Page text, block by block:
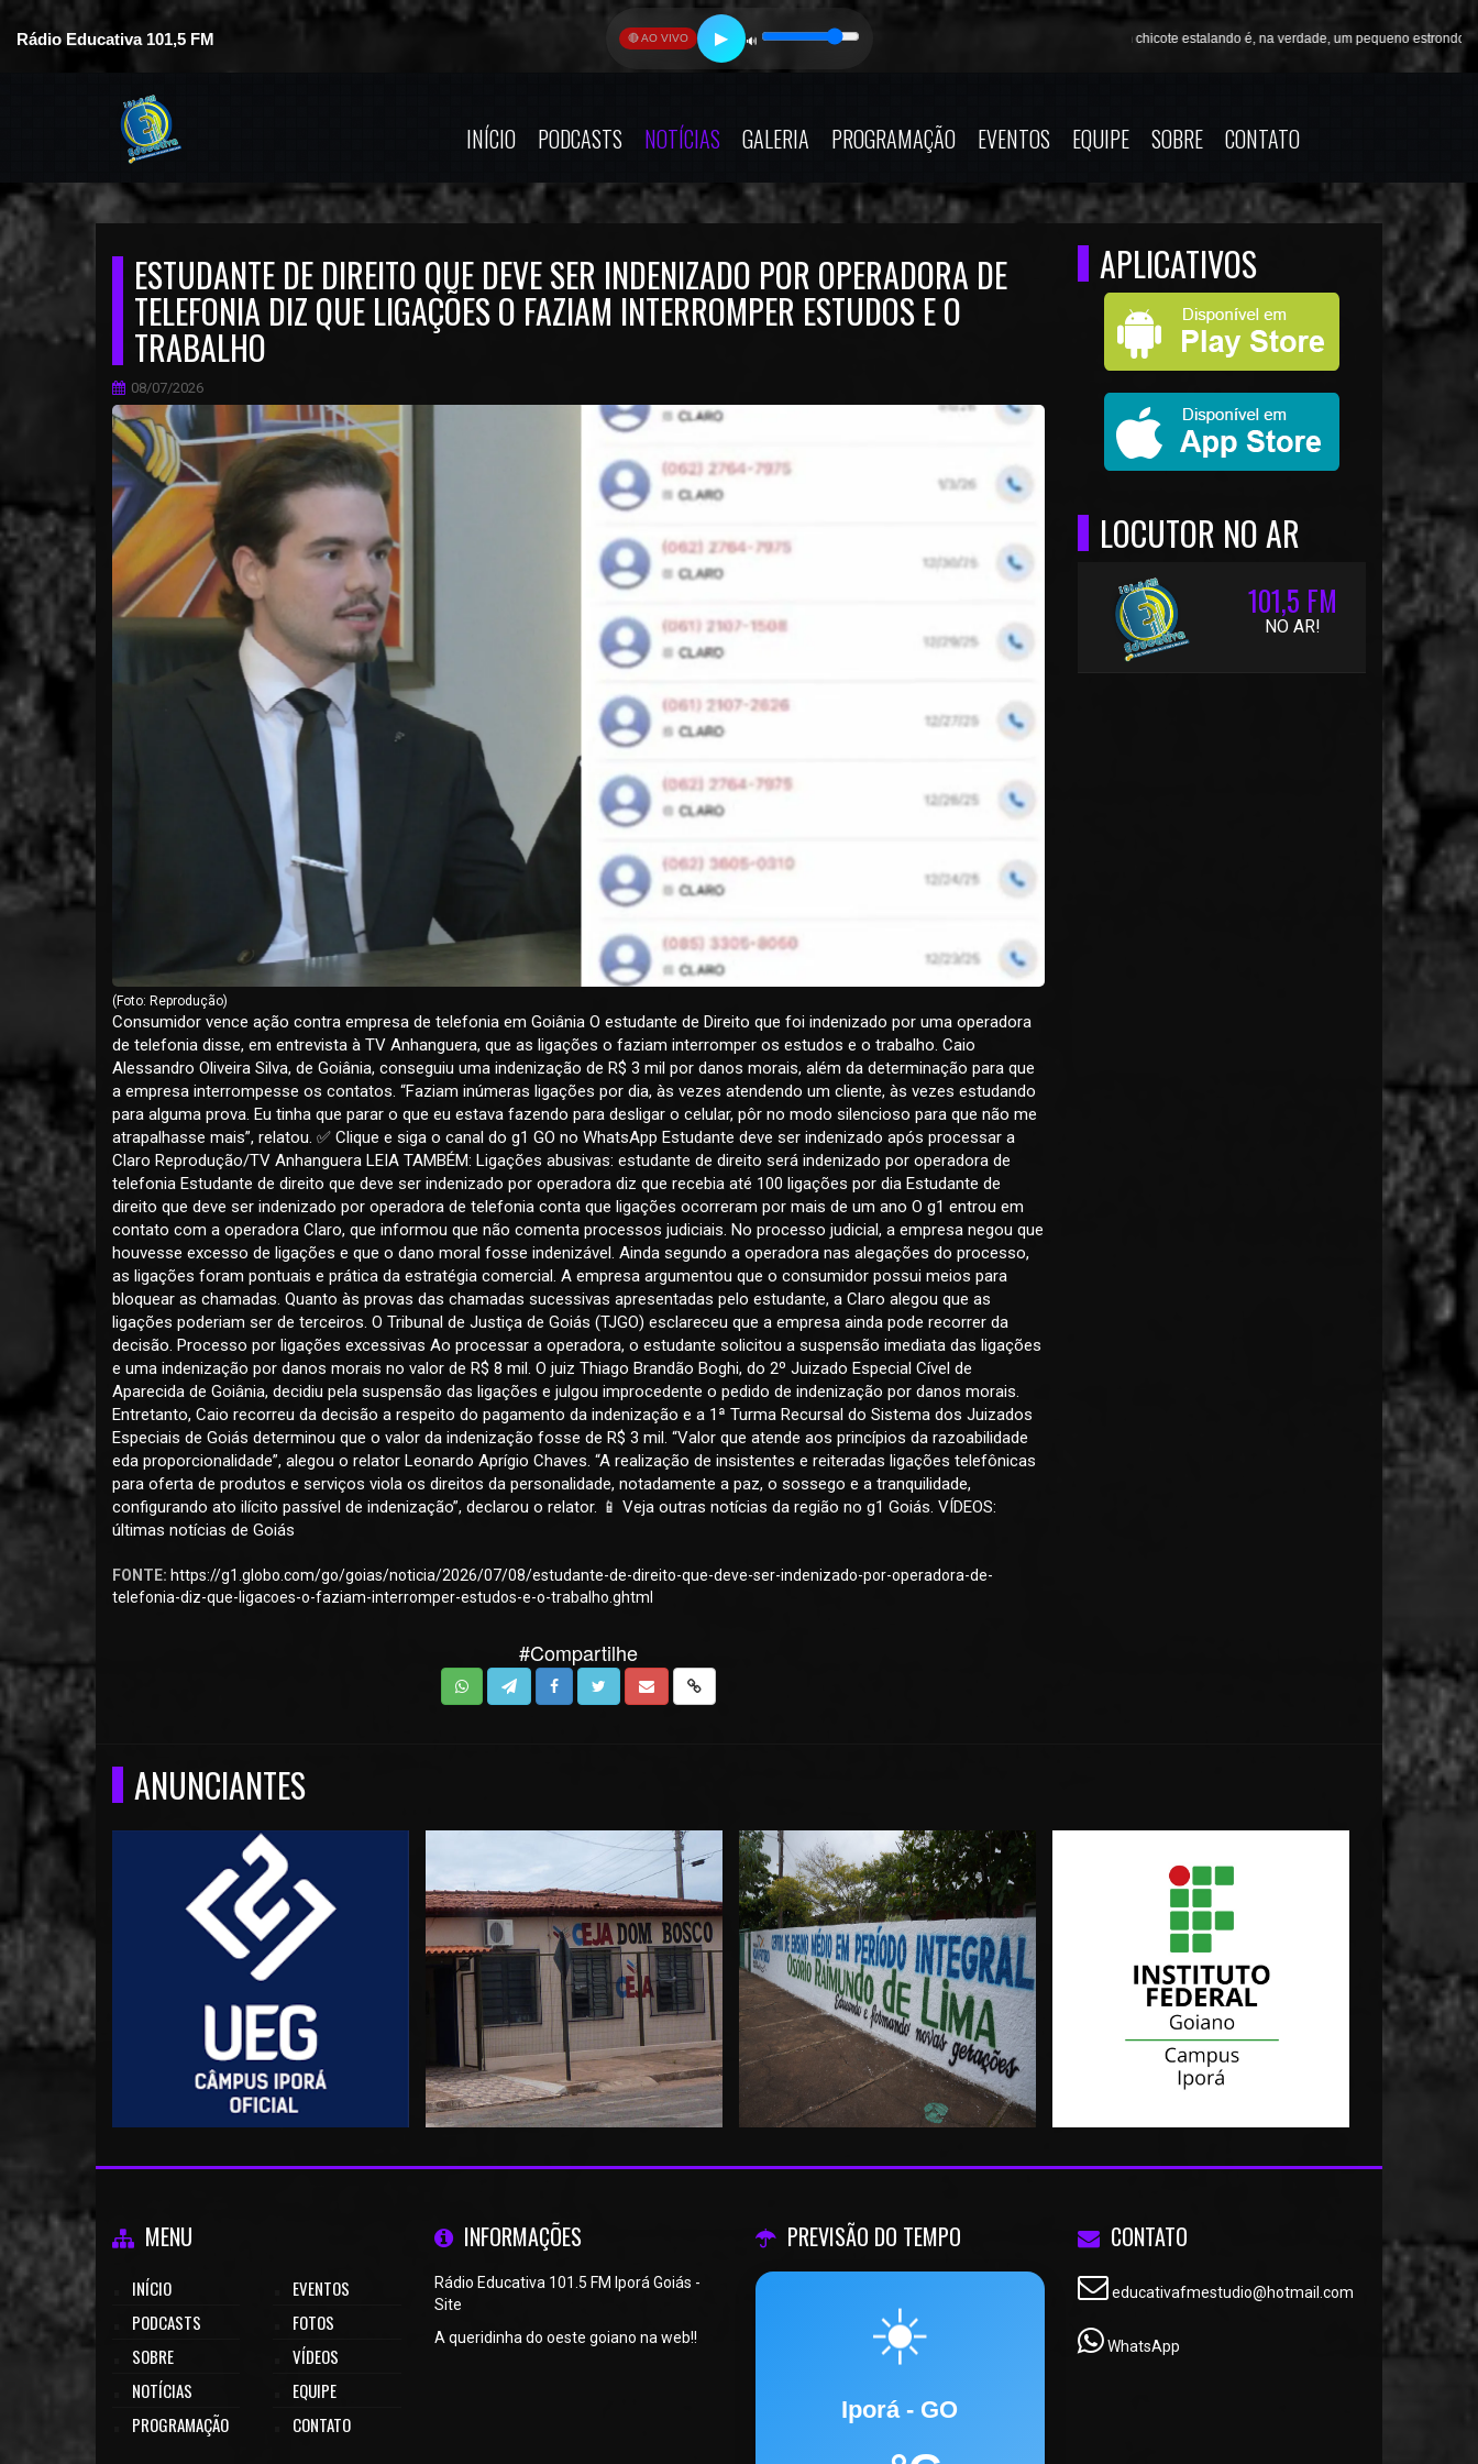
Rádio Educativa 101,5 FM 🔴 AO VIVO ▶ 🔊 O som de um chicote estalando é, na verdade, um pequeno estrondo sônico
INÍCIO PODCASTS NOTÍCIAS GALERIA PROGRAMAÇÃO EVENTOS EQUIPE SOBRE CONTATO
ESTUDANTE DE DIREITO QUE DEVE SER INDENIZADO POR OPERADORA DE
TELEFONIA DIZ QUE LIGAÇÕES O FAZIAM INTERROMPER ESTUDOS E O
TRABALHO
08/07/2026
(Foto: Reprodução)
Consumidor vence ação contra empresa de telefonia em Goiânia O estudante de Direito que foi indenizado por uma operadora
de telefonia disse, em entrevista à TV Anhanguera, que as ligações o faziam interromper os estudos e o trabalho. Caio
Alessandro Oliveira Silva, de Goiânia, conseguiu uma indenização de R$ 3 mil por danos morais, além da determinação para que
a empresa interrompesse os contatos. “Faziam inúmeras ligações por dia, às vezes atendendo um cliente, às vezes estudando
para alguma prova. Eu tinha que parar o que eu estava fazendo para desligar o celular, pôr no modo silencioso para que não me
atrapalhasse mais”, relatou. ✅ Clique e siga o canal do g1 GO no WhatsApp Estudante deve ser indenizado após processar a
Claro Reprodução/TV Anhanguera LEIA TAMBÉM: Ligações abusivas: estudante de direito será indenizado por operadora de
telefonia Estudante de direito que deve ser indenizado por operadora diz que recebia até 100 ligações por dia Estudante de
direito que deve ser indenizado por operadora de telefonia conta que ligações ocorreram por mais de um ano O g1 entrou em
contato com a operadora Claro, que informou que não comenta processos judiciais. No processo judicial, a empresa negou que
houvesse excesso de ligações e que o dano moral fosse indenizável. Ainda segundo a operadora nas alegações do processo,
as ligações foram pontuais e prática da estratégia comercial. A empresa argumentou que o consumidor possui meios para
bloquear as chamadas. Quanto às provas das chamadas sucessivas apresentadas pelo estudante, a Claro alegou que as
ligações poderiam ser de terceiros. O Tribunal de Justiça de Goiás (TJGO) esclareceu que a empresa ainda pode recorrer da
decisão. Processo por ligações excessivas Ao processar a operadora, o estudante solicitou a suspensão imediata das ligações
e uma indenização por danos morais no valor de R$ 8 mil. O juiz Thiago Brandão Boghi, do 2º Juizado Especial Cível de
Aparecida de Goiânia, decidiu pela suspensão das ligações e julgou improcedente o pedido de indenização por danos morais.
Entretanto, Caio recorreu da decisão a respeito do pagamento da indenização e a 1ª Turma Recursal do Sistema dos Juizados
Especiais de Goiás determinou que o valor da indenização fosse de R$ 3 mil. “Valor que atende aos princípios da razoabilidade
eda proporcionalidade”, alegou o relator Leonardo Aprígio Chaves. “A realização de insistentes e reiteradas ligações telefônicas
para oferta de produtos e serviços viola os direitos da personalidade, notadamente a paz, o sossego e a tranquilidade,
configurando ato ilícito passível de indenização”, declarou o relator. 📱 Veja outras notícias da região no g1 Goiás. VÍDEOS:
últimas notícias de Goiás
FONTE: https://g1.globo.com/go/goias/noticia/2026/07/08/estudante-de-direito-que-deve-ser-indenizado-por-operadora-de-
telefonia-diz-que-ligacoes-o-faziam-interromper-estudos-e-o-trabalho.ghtml
#Compartilhe
APLICATIVOS
LOCUTOR NO AR
101,5 FM
NO AR!
ANUNCIANTES
MENU
INÍCIO
PODCASTS
SOBRE
NOTÍCIAS
PROGRAMAÇÃO
EVENTOS
FOTOS
VÍDEOS
EQUIPE
CONTATO
INFORMAÇÕES
Rádio Educativa 101.5 FM Iporá Goiás -
Site
A queridinha do oeste goiano na web!!
PREVISÃO DO TEMPO
☀️
Iporá - GO
CONTATO
educativafmestudio@hotmail.com
WhatsApp